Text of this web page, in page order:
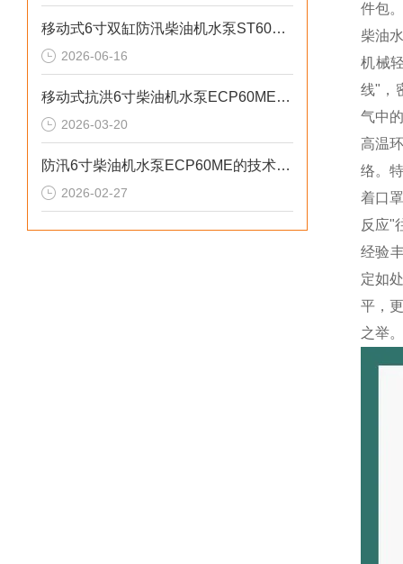
移动式6寸双缸防汛柴油机水泵ST60SD产品介绍
2026-06-16
移动式抗洪6寸柴油机水泵ECP60ME产品介绍
2026-03-20
防汛6寸柴油机水泵ECP60ME的技术参数
2026-02-27
件包。
柴油
机械
线"，
气中
高温
络。
着口
反应"
经验
定如
平，
之举。